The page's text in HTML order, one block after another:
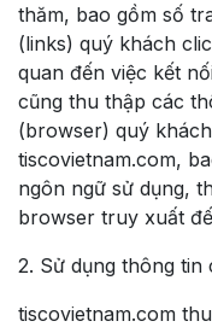
thăm, bao gồm số
(links) quý khách
quan đến việc kết
cũng thu thập các
(browser) quý
tiscovietnam.com,
ngôn ngữ sử dụng,
browser truy xuất
2. Sử dụng thông tin
tiscovietnam.com